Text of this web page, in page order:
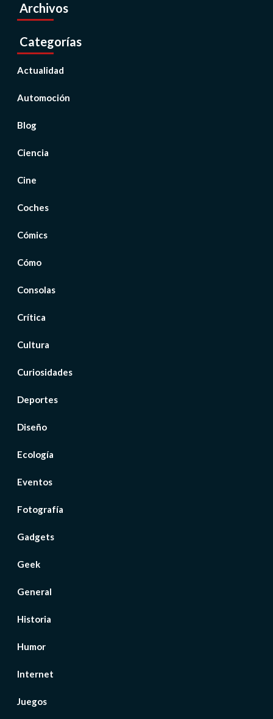
Archivos
Categorías
Actualidad
Automoción
Blog
Ciencia
Cine
Coches
Cómics
Cómo
Consolas
Crítica
Cultura
Curiosidades
Deportes
Diseño
Ecología
Eventos
Fotografía
Gadgets
Geek
General
Historia
Humor
Internet
Juegos